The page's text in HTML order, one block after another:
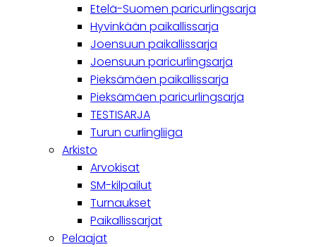
Etelä-Suomen paricurlingsarja
Hyvinkään paikallissarja
Joensuun paikallissarja
Joensuun paricurlingsarja
Pieksämäen paikallissarja
Pieksämäen paricurlingsarja
TESTISARJA
Turun curlingliiga
Arkisto
Arvokisat
SM-kilpailut
Turnaukset
Paikallissarjat
Pelaajat